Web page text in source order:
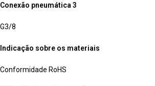
Conexão pneumática 3
G3/8
Indicação sobre os materiais
Conformidade RoHS